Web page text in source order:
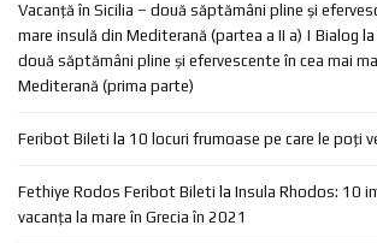
Vacanță în Sicilia – două săptămâni pline și
mare insulă din Mediterană (partea a II a) | Bialog la
două săptămâni pline și efervescente în cea mai
Mediterană (prima parte)
Feribot Bileti la 10 locuri frumoase pe care le poți
Fethiye Rodos Feribot Bileti la Insula Rhodos: 10
vacanța la mare în Grecia în 2021